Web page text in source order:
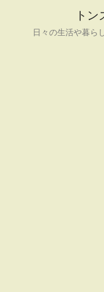
ト
日々の生活や暮ら